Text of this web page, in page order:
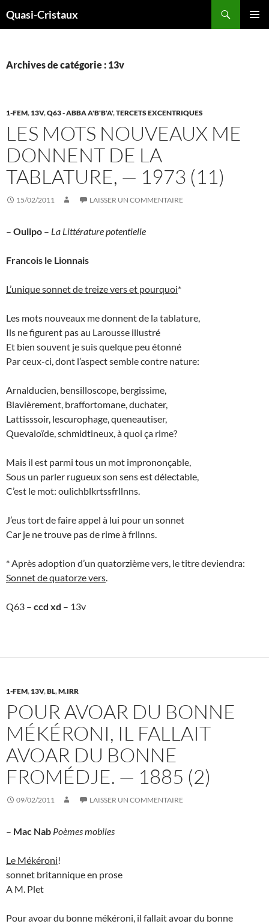
auQuasi-Cristaux
Archives de catégorie : 13v
1-FEM, 13V,Q63 - ABBA A'B'B'A',TERCETS EXCENTRIQUES
LES MOTS NOUVEAUX ME
DONNENT DE LA
TABLATURE, — 1973 (11)
15/02/2011 LAISSER UN COMMENTAIRE
– Oulipo – La Littérature potentielle
Francois le Lionnais
L’unique sonnet de treize vers et pourquoi*
Les mots nouveaux me donnent de la tablature,
Ils ne figurent pas au Larousse illustré
Et bien souvent je suis quelque peu étonné
Par ceux-ci, dont l’aspect semble contre nature:
Arnalducien, bensilloscope, bergissime,
Blavièrement, braffortomane, duchater,
Lattisssoir, lescurophage, queneautiser,
Quevaloïde, schmidtineux, à quoi ça rime?
Mais il est parmi tous un mot imprononçable,
Sous un parler rugueux son sens est délectable,
C’est le mot: oulichblkrtssfrllnns.
J’eus tort de faire appel à lui pour un sonnet
Car je ne trouve pas de rime à frllnns.
* Après adoption d’un quatorzième vers, le titre deviendra:
Sonnet de quatorze vers.
Q63 – ccd xd – 13v
1-FEM, 13V,BL,M.IRR
POUR AVOAR DU BONNE
MÉKÉRONI, IL FALLAIT
AVOAR DU BONNE
FROMÉDJE. — 1885 (2)
09/02/2011 LAISSER UN COMMENTAIRE
– Mac Nab Poèmes mobiles
Le Mékéroni!
sonnet britannique en prose
A M. Plet
Pour avoar du bonne mékéroni, il fallait avoar du bonne